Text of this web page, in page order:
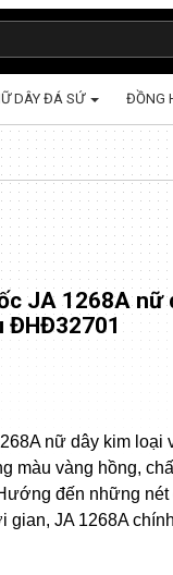
DÂY ĐÁ SỨ ĐỒNG
JA 1268A nữ
ĐHĐ32701
nữ dây kim loại
màu vàng hồng,
đến những
gian, JA 1268A